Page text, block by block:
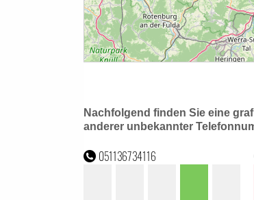
Nachfolgend finden Sie eine
anderer unbekannter